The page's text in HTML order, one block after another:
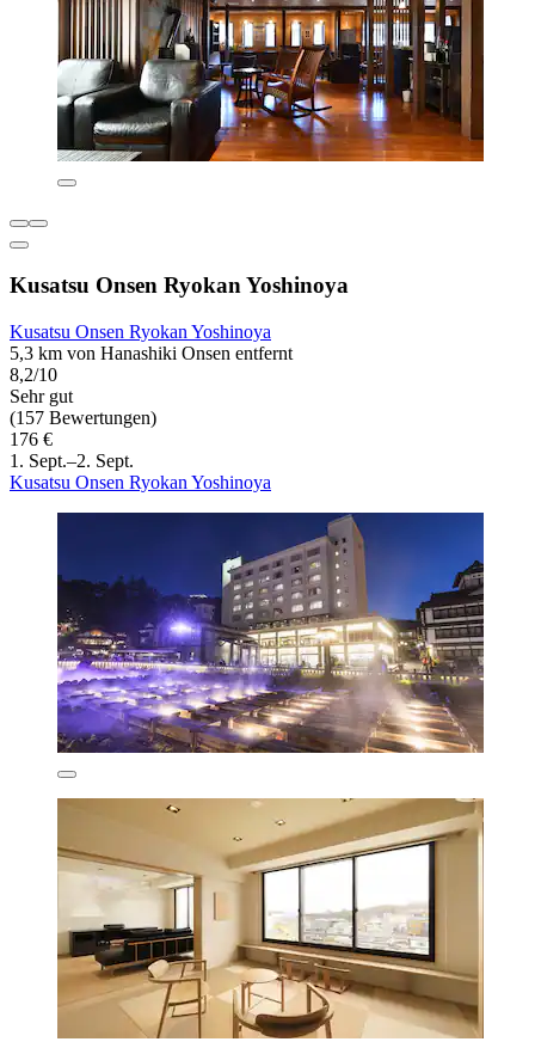
Kusatsu Onsen Ryokan Yoshinoya
Kusatsu Onsen Ryokan Yoshinoya
5,3 km von Hanashiki Onsen entfernt
8,2/10
Sehr gut
(157 Bewertungen)
176 €
1. Sept.–2. Sept.
Kusatsu Onsen Ryokan Yoshinoya